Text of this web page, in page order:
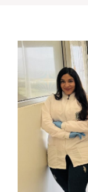
Estudiantes
Académicos
Funcionarios
Alumni